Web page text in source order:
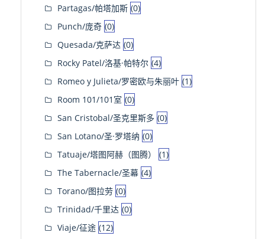
Partagas/帕塔加斯 (0)
Punch/庞奇 (0)
Quesada/克萨达 (0)
Rocky Patel/洛基·帕特尔 (4)
Romeo y Julieta/罗密欧与朱丽叶 (1)
Room 101/101室 (0)
San Cristobal/圣克里斯多 (0)
San Lotano/圣·罗塔纳 (0)
Tatuaje/塔图阿赫（图腾）
(1)
The Tabernacle/圣幕 (4)
Torano/图拉劳 (0)
Trinidad/千里达 (0)
Viaje/征途 (12)